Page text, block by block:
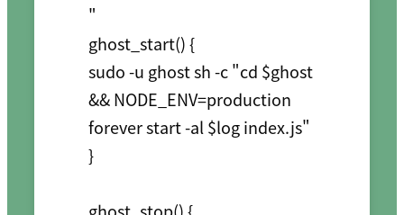
"
ghost_start() {
sudo -u ghost sh -c "cd $ghost
&& NODE_ENV=production
forever start -al $log index.js"
}